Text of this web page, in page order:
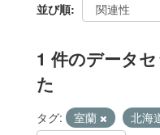
並び順
1 件のデータ
た
タグ: 室蘭 北海